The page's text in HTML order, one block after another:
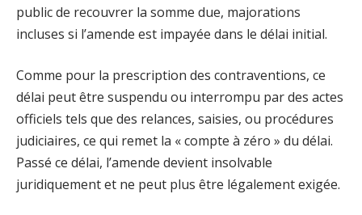
public de recouvrer la somme due, majorations
incluses si l’amende est impayée dans le délai initial.
Comme pour la prescription des contraventions, ce
délai peut être suspendu ou interrompu par des actes
officiels tels que des relances, saisies, ou procédures
judiciaires, ce qui remet la « compte à zéro » du délai.
Passé ce délai, l’amende devient insolvable
juridiquement et ne peut plus être légalement exigée.